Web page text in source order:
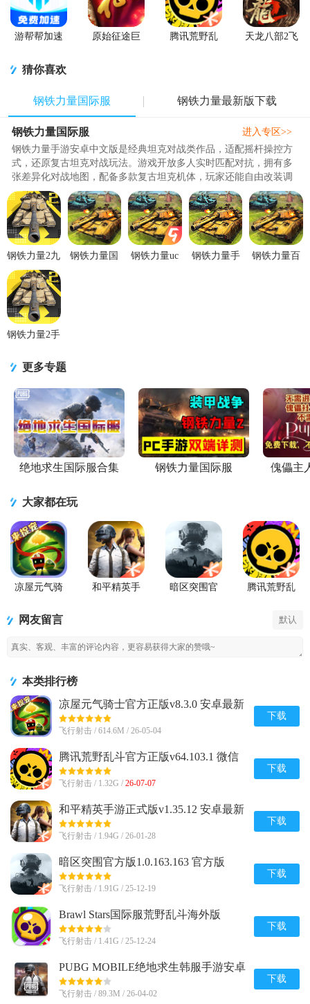
游帮帮加速
原始征途巨
腾讯荒野乱
天龙八部2飞
猜你喜欢
钢铁力量国际服 钢铁力量最新版下载
钢铁力量国际服
钢铁力量手游安卓中文版是经典坦克对战类作品，适配摇杆操控方
式，还原复古坦克对战玩法。游戏开放多人实时匹配对抗，拥有多
张差异化对战地图，配备多款复古坦克机体，玩家还能自由改装调
整战车外观。整体操作简单易..
进入专区>>
钢铁力量2九
游渠道服
2.4.0.1 九游
版
钢铁力量国
钢铁力量uc
钢铁力量手
钢铁力量百
钢铁力量2手
v2.4.0.1安卓
最新版
更多专题
绝地求生国际服合集 钢铁力量国际服 傀儡主
大家都在玩
凉屋元气骑
和平精英手
暗区突围官
腾讯荒野乱
网友留言 默认
本类排行榜
凉屋元气骑士官方正版v8.3.0 安卓最新
版
飞行射击 / 614.6M / 26-05-04
下载
腾讯荒野乱斗官方正版v64.103.1 微信
qq登录版
飞行射击 / 1.32G / 26-07-07
下载
和平精英手游正式版v1.35.12 安卓最新
版
飞行射击 / 1.94G / 26-01-28
下载
暗区突围官方版1.0.163.163 官方版
飞行射击 / 1.91G / 25-12-19
下载
Brawl Stars国际服荒野乱斗海外版
v65.165 新赛季版
飞行射击 / 1.41G / 25-12-24
下载
PUBG MOBILE绝地求生韩服手游安卓
版v4.3.0 官方直装版
飞行射击 / 89.3M / 26-04-02
下载